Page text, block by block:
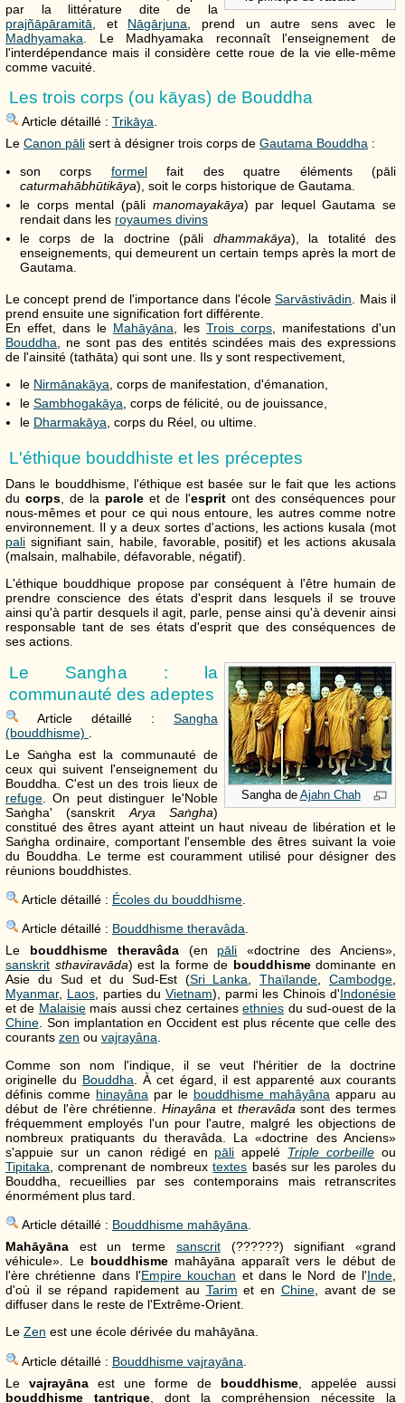
par la littérature dite de la
prajñāpāramitā , et Nāgārjuna , prend un autre sens avec le
Madhyamaka . Le Madhyamaka reconnaît l'enseignement de
l'interdépendance mais il considère cette roue de la vie elle-même
comme vacuité.
Les trois corps (ou kāyas) de Bouddha
Article détaillé : Trikāya
Le Canon pāli sert à désigner trois corps de Gautama Bouddha :
son corps formelfait des quatre éléments (pāli
caturmahābhūtikāya), soit le corps historique de Gautama.
le corps mental (pāli manomayakāya) par lequel Gautama se
rendait dans les royaumes divins
le corps de la doctrine (pāli dhammakāya), la totalité des
enseignements, qui demeurent un certain temps après la mort de
Gautama.
Le concept prend de l'importance dans l'écoleSarvāstivādin . Mais il
prend ensuite une signification fort différente.
En effet, dans le Mahāyāna , les Trois corps , manifestations d'un
Bouddha , ne sont pas des entités scindées mais des expressions
de l'ainsité (tathāta) qui sont une. Ils y sont respectivement,
le Nirmānakāya, corps de manifestation, d'émanation,
le Sambhogakāya, corps de félicité, ou de jouissance,
le Dharmakāya, corps du Réel, ou ultime.
L'éthique bouddhiste et les préceptes
Dans le bouddhisme, l'éthique est basée sur le fait que les actions
du corps , de la parole et de l'esprit ont des conséquences pour
nous-mêmes et pour ce qui nous entoure, les autres comme notre
environnement. Il y a deux sortes d'actions, les actions kusala (mot
pali signifiant sain, habile, favorable, positif) et les actions akusala
(malsain, malhabile, défavorable, négatif).
L'éthique bouddhique propose par conséquent à l'être humain de
prendre conscience des états d'esprit dans lesquels il se trouve
ainsi qu'à partir desquels il agit, parle, pense ainsi qu'à devenir ainsi
responsable tant de ses états d'esprit que des conséquences de
ses actions.
Sangha de Ajahn Chah
Le Sangha : la
communauté des adeptes
Article détaillé : Sangha
(bouddhisme)
Le Saṅgha est la communauté de
ceux qui suivent l'enseignement du
Bouddha. C'est un des trois lieux de
refuge . On peut distinguer le'Noble
Saṅgha' (sanskrit Arya Saṅgha)
constitué des êtres ayant atteint un haut niveau de libération et le
Saṅgha ordinaire, comportant l'ensemble des êtres suivant la voie
du Bouddha. Le terme est couramment utilisé pour désigner des
réunions bouddhistes.
Article détaillé : Écoles du bouddhisme
Article détaillé : Bouddhisme theravâda.
Le bouddhisme theravâda(en pāli «doctrine des Anciens»,
sanskrit sthaviravāda) est la forme de bouddhismedominante en
Asie du Sud et du Sud-Est (Sri Lanka,Thaïlande,Cambodge,
Myanmar, Laos, parties du Vietnam), parmi les Chinois d'Indonésie
et de Malaisiemais aussi chez certainesethnies du sud-ouest de la
Chine. Son implantation en Occident est plus récente que celle des
courants zen ou vajrayâna.
Comme son nom l'indique, il se veut l'héritier de la doctrine
originelle du Bouddha . À cet égard, il est apparenté aux courants
définis comme hinayâna par le bouddhisme mahâyâna apparu au
début de l'ère chrétienne.Hinayâna et theravâda sont des termes
fréquemment employés l'un pour l'autre, malgré les objections de
nombreux pratiquants du theravâda. La «doctrine des Anciens»
s'appuie sur un canon rédigé en pāli appelé Triple corbeille ou
Tipitaka , comprenant de nombreuxtextes basés sur les paroles du
Bouddha, recueillies par ses contemporains mais retranscrites
énormément plus tard.
Article détaillé : Bouddhisme mahāyāna
Mahāyāna est un terme sanscrit(??????) signifiant «grand
véhicule». Le bouddhisme mahāyāna apparaît vers le début de
l'ère chrétienne dans l'Empire kouchan et dans le Nord de l'Inde
d'où il se répand rapidement au Tarim et en Chine, avant de se
diffuser dans le reste de l'Extrême-Orient.
Le Zen est une école dérivée du mahāyāna.
Article détaillé : Bouddhisme vajrayāna
Le vajrayāna est une forme de bouddhisme , appelée aussi
bouddhisme tantrique , dont la compréhension nécessite la